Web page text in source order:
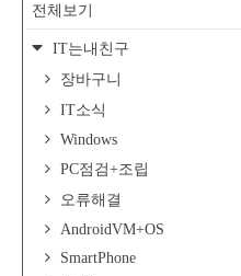
전체보기
IT는내친구
장바구니
IT소식
Windows
PC점검+조립
오류해결
AndroidVM+OS
SmartPhone